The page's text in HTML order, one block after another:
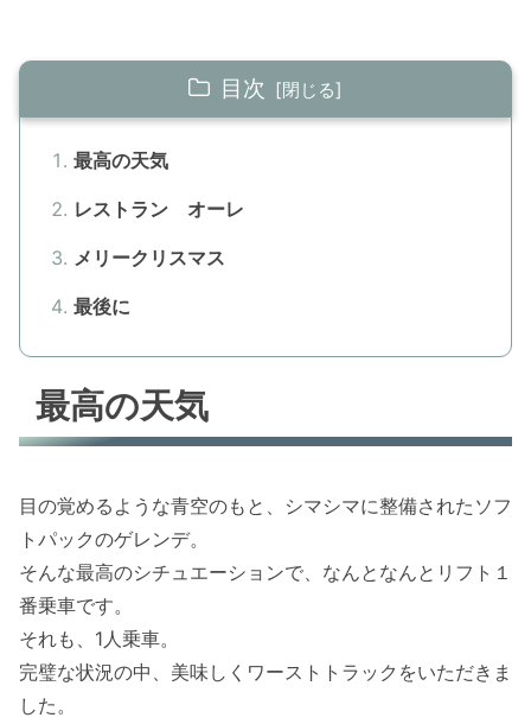
目次
最高の天気
レストラン オーレ
メリークリスマス
最後に
最高の天気
目の覚めるような青空のもと、シマシマに整備されたソフ
トパックのゲレンデ。
そんな最高のシチュエーションで、なんとなんとリフト１
番乗車です。
それも、1人乗車。
完璧な状況の中、美味しくワーストトラックをいただきま
した。